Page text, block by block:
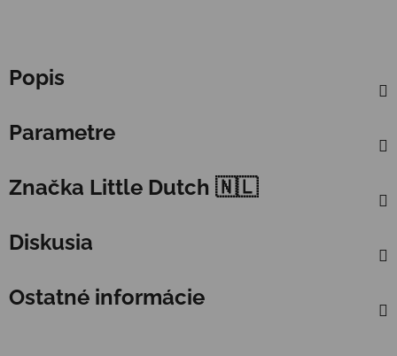
Popis
Parametre
Značka Little Dutch 🇳🇱
Diskusia
Ostatné informácie